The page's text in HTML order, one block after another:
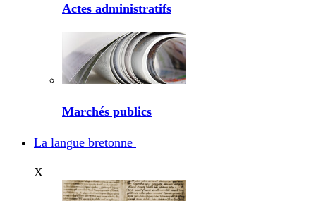
Actes administratifs
Marchés publics
La langue bretonne
X